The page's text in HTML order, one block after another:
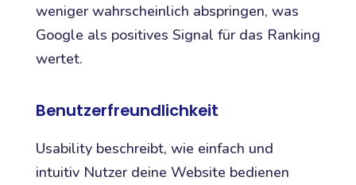
weniger wahrscheinlich abspringen, was
Google als positives Signal für das Ranking
wertet.
Benutzerfreundlichkeit
Usability beschreibt, wie einfach und
intuitiv Nutzer deine Website bedienen